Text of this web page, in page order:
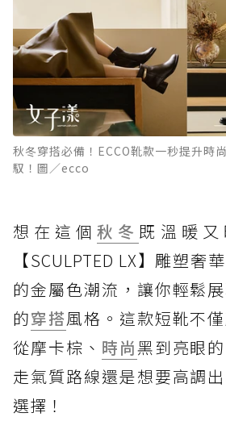
秋冬穿搭必備！ECCO靴款一秒提升時
馭！圖／ecco
想在這個秋冬 既溫暖又
【SCULPTED LX】雕塑奢
的金屬色潮流，讓你輕鬆
的穿搭風格。這款短靴不
從摩卡棕、 時尚黑到亮眼
走氣質路線還是想要高調
選擇！